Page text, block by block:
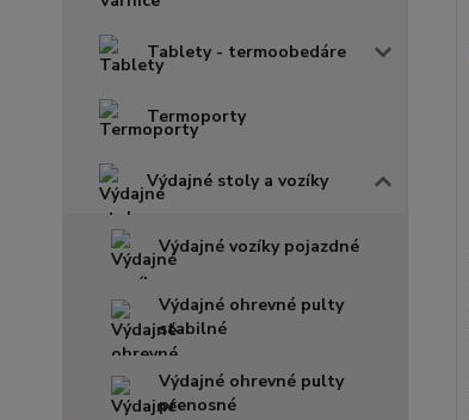
Tablety - termoobedáre
Termoporty
Výdajné stoly a vozíky
Výdajné vozíky pojazdné
Výdajné ohrevné pulty
stabilné
Výdajné ohrevné pulty
prenosné